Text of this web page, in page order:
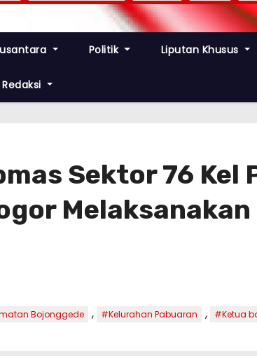
Politik Liputan Khusus
Redaksi
Sektor 76 Kel
Bojonggede , #Kelurahan Pabuaran , #Ketua